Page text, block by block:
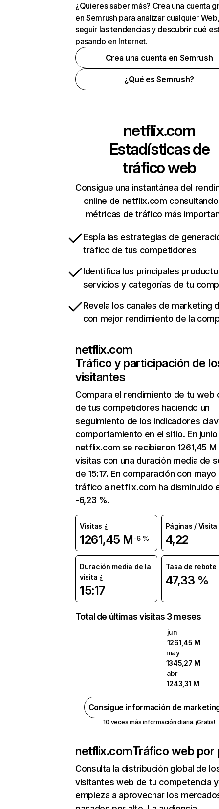
¿Quieres saber más? Crea una cuenta
en Semrush para analizar cualquier
seguir las tendencias y descubrir qué
pasando en Internet.
Crea una cuenta en Semrush
¿Qué es Semrush?
netflix.com
Estadísticas de
tráfico web
Consigue una instantánea del
online de netflix.com
métricas de tráfico más
Espía las estrategias de
tráfico de tus competidores
Identifica los principales
servicios y categorías de tu
Revela los canales de marketing
con mejor rendimiento de la
netflix.com
Tráfico y participación de
visitantes
Compara el rendimiento de tu web
de tus competidores haciendo un
seguimiento de los indicadores
comportamiento en el sitio. En junio
netflix.com se recibieron 1261,45 M
visitas con una duración media de
de 15:17. En comparación con mayo
tráfico a netflix.com ha disminuido
-6,23 %.
Visitas
1261,45 M-6 %
Páginas / Visita
4,22
Duración media de la
visita
15:17
Tasa de rebote
47,33 %
Total de últimas visitas 3 meses
jun
1261,45 M
may
1345,27 M
abr
1243,31 M
Consigue información de
10 veces más información diaria. ¡Gratis!
netflix.comTráfico web por
Consulta la distribución global de
visitantes web de tu competencia y
empieza a aprovechar los